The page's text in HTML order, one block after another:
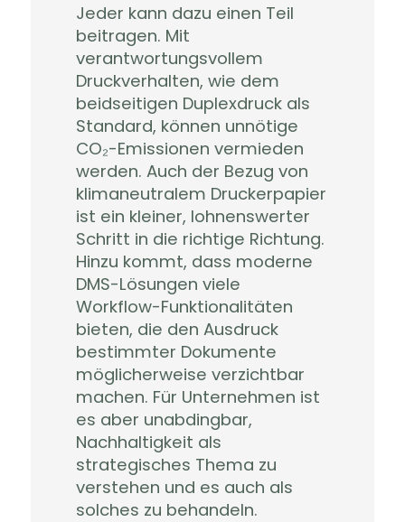
Jeder kann dazu einen Teil
beitragen. Mit
verantwortungsvollem
Druckverhalten, wie dem
beidseitigen Duplexdruck als
Standard, können unnötige
CO₂-Emissionen vermieden
werden. Auch der Bezug von
klimaneutralem Druckerpapier
ist ein kleiner, lohnenswerter
Schritt in die richtige Richtung.
Hinzu kommt, dass moderne
DMS-Lösungen viele
Workflow-Funktionalitäten
bieten, die den Ausdruck
bestimmter Dokumente
möglicherweise verzichtbar
machen. Für Unternehmen ist
es aber unabdingbar,
Nachhaltigkeit als
strategisches Thema zu
verstehen und es auch als
solches zu behandeln.